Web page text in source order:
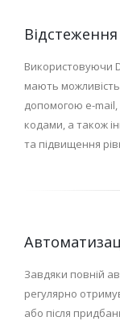
Відстеження
Використовуючи
мають можливість
допомогою e-mail,
кодами, а також
та підвищення
Завдяки повній
регулярно
або після